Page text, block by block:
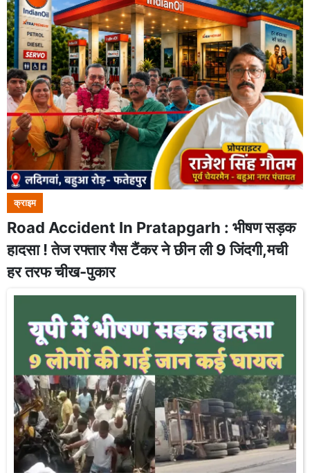
क्राइम
Road Accident In Pratapgarh : भीषण सड़क
हादसा ! तेज रफ्तार गैस टैंकर ने छीन ली 9 जिंदगी,मची
हर तरफ चीख-पुकार